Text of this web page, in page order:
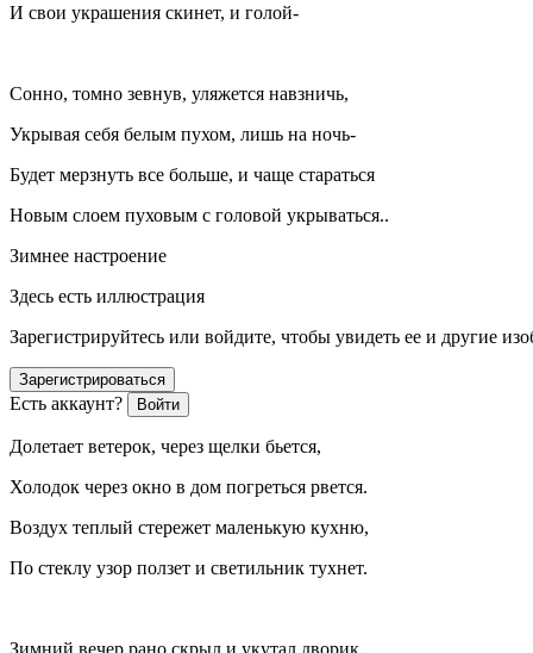
И свои украшения скинет, и голой-
Сонно, томно зевнув, уляжется навзничь,
Укрывая себя белым пухом, лишь на ночь-
Будет мерзнуть все больше, и чаще стараться
Новым слоем пуховым с головой укрываться..
Зимнее настроение
Здесь есть иллюстрация
Зарегистрируйтесь или войдите, чтобы увидеть ее и другие
Зарегистрироваться
Есть аккаунт? Войти
Долетает ветерок, через щелки бьется,
Холодок через окно в дом погреться рвется.
Воздух теплый стережет маленькую кухню,
По стеклу узор ползет и светильник тухнет.